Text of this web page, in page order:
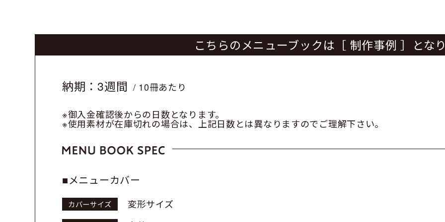
こちらのメニューブックは［ 制作事例 ］とな
納期：3週間 / 10冊あたり
※御入金確認後からの日数となります。
※使用素材が在庫切れの場合は、 上記日数とは異なりますのでご理解下さい。
■メニューカバー
カバーサイズ 変形サイズ